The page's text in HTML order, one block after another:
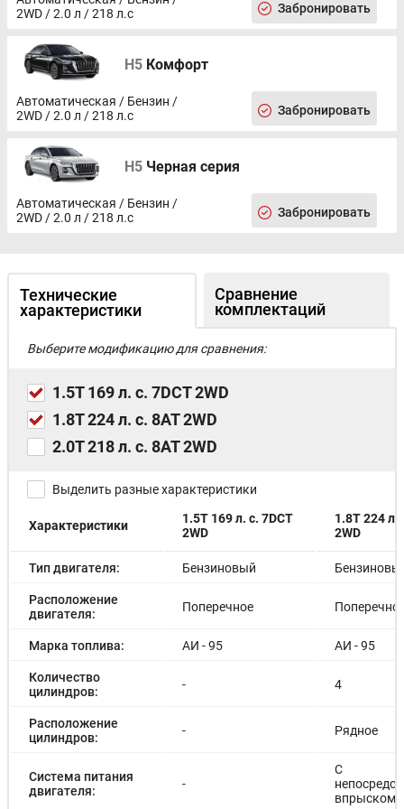
Мониторинг состояния водителя (DSM)
Вентилируемые передние сиденья - 60000р.
2WD / 2.0 л / 218 л.с
Забронировать
H5 Комфорт
Автоматическая / Бензин /
2WD / 2.0 л / 218 л.с
Забронировать
H5 Черная серия
Автоматическая / Бензин /
2WD / 2.0 л / 218 л.с
Забронировать
Технические
характеристики
Сравнение
комплектаций
Выберите модификацию для сравнения:
1.5T 169 л. с. 7DCT 2WD
1.8T 224 л. с. 8AT 2WD
2.0T 218 л. с. 8AT 2WD
Выделить разные характеристики
Характеристики
1.5T 169 л. с. 7DCT
2WD
1.8T 224 л.
2WD
Тип двигателя: Бензиновый
Расположение
двигателя:
Поперечное
Марка топлива: АИ - 95 АИ - 95
Количество
цилиндров:
- 4
Расположение
цилиндров:
- Рядное
Система питания
двигателя:
-
С
впрыском